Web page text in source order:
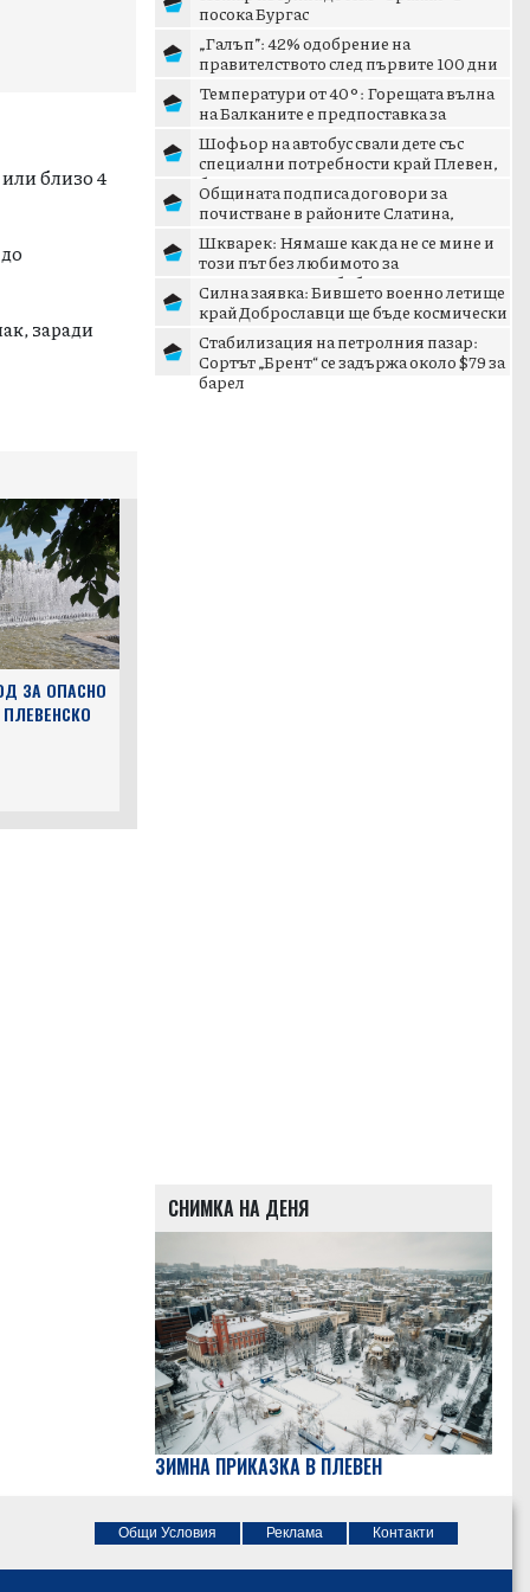
близо 4
заради
ЗА ОПАСНО
посока Бургас
„Галъп”: 42% одобрение на
правителството след първите 100 дни
управление
Температури от 40°: Горещата вълна
на Балканите е предпоставка за
пожари
Шофьор на автобус свали дете със
специални потребности край Плевен,
било с изтекла карта
Общината подписа договори за
почистване в районите Слатина,
Изгрев и Подуяне
Шкварек: Нямаше как да не се мине и
този път без любимото за
умнокрасивите обобщаване какъ...
Силна заявка: Бившето военно летище
край Доброславци ще бъде космически
и технологичен цен...
Стабилизация на петролния пазар:
Сортът „Брент“ се задържа около $79 за
барел
СНИМКА НА ДЕНЯ
ЗИМНА ПРИКАЗКА В ПЛЕВЕН
Общи Условия Реклама Контакти